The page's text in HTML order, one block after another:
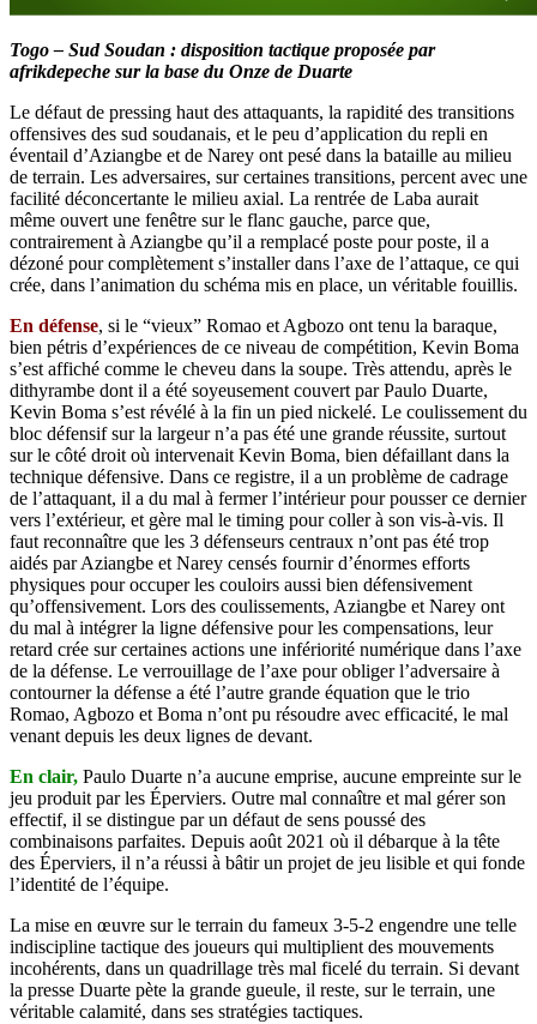
Togo – Sud Soudan : disposition tactique proposée par
afrikdepeche sur la base du Onze de Duarte
Le défaut de pressing haut des attaquants, la rapidité des transitions
offensives des sud soudanais, et le peu d’application du repli en
éventail d’Aziangbe et de Narey ont pesé dans la bataille au milieu
de terrain. Les adversaires, sur certaines transitions, percent avec une
facilité déconcertante le milieu axial. La rentrée de Laba aurait
même ouvert une fenêtre sur le flanc gauche, parce que,
contrairement à Aziangbe qu’il a remplacé poste pour poste, il a
dézoné pour complètement s’installer dans l’axe de l’attaque, ce qui
crée, dans l’animation du schéma mis en place, un véritable fouillis.
En défense, si le “vieux” Romao et Agbozo ont tenu la baraque,
bien pétris d’expériences de ce niveau de compétition, Kevin Boma
s’est affiché comme le cheveu dans la soupe. Très attendu, après le
dithyrambe dont il a été soyeusement couvert par Paulo Duarte,
Kevin Boma s’est révélé à la fin un pied nickelé. Le coulissement du
bloc défensif sur la largeur n’a pas été une grande réussite, surtout
sur le côté droit où intervenait Kevin Boma, bien défaillant dans la
technique défensive. Dans ce registre, il a un problème de cadrage
de l’attaquant, il a du mal à fermer l’intérieur pour pousser ce dernier
vers l’extérieur, et gère mal le timing pour coller à son vis-à-vis. Il
faut reconnaître que les 3 défenseurs centraux n’ont pas été trop
aidés par Aziangbe et Narey censés fournir d’énormes efforts
physiques pour occuper les couloirs aussi bien défensivement
qu’offensivement. Lors des coulissements, Aziangbe et Narey ont
du mal à intégrer la ligne défensive pour les compensations, leur
retard crée sur certaines actions une infériorité numérique dans l’axe
de la défense. Le verrouillage de l’axe pour obliger l’adversaire à
contourner la défense a été l’autre grande équation que le trio
Romao, Agbozo et Boma n’ont pu résoudre avec efficacité, le mal
venant depuis les deux lignes de devant.
En clair, Paulo Duarte n’a aucune emprise, aucune empreinte sur le
jeu produit par les Éperviers. Outre mal connaître et mal gérer son
effectif, il se distingue par un défaut de sens poussé des
combinaisons parfaites. Depuis août 2021 où il débarque à la tête
des Éperviers, il n’a réussi à bâtir un projet de jeu lisible et qui fonde
l’identité de l’équipe.
La mise en œuvre sur le terrain du fameux 3-5-2 engendre une telle
indiscipline tactique des joueurs qui multiplient des mouvements
incohérents, dans un quadrillage très mal ficelé du terrain. Si devant
la presse Duarte pète la grande gueule, il reste, sur le terrain, une
véritable calamité, dans ses stratégies tactiques.